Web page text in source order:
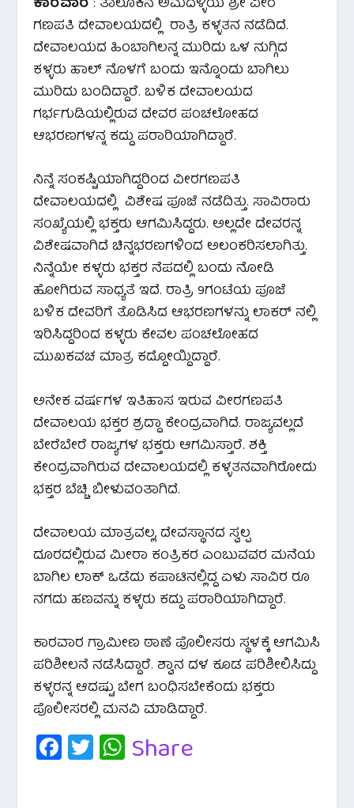
ಗಣಪತಿ ದೇವಾಲಯದಲ್ಲಿ ರಾತ್ರಿ ಕಳ್ಳತನ ನಡೆದಿದೆ.
ದೇವಾಲಯದ ಹಿಂಬಾಗಿಲನ್ನ ಮುರಿದು ಒಳ ನುಗ್ಗಿದ
ಕಳ್ಳರು ಹಾಲ್ ನೊಳಗೆ ಬಂದು ಇನ್ನೊಂದು ಬಾಗಿಲು
ಮುರಿದು ಬಂದಿದ್ದಾರೆ. ಬಳಿಕ ದೇವಾಲಯದ
ಗರ್ಭಗುಡಿಯಲ್ಲಿರುವ ದೇವರ ಪಂಚಲೋಹದ
ಆಭರಣಗಳನ್ನ ಕದ್ದು ಪರಾರಿಯಾಗಿದ್ದಾರೆ.
ನಿನ್ನೆ ಸಂಕಷ್ಟಿಯಾಗಿದ್ದರಿಂದ ವೀರಗಣಪತಿ
ದೇವಾಲಯದಲ್ಲಿ ವಿಶೇಷ ಪೂಜೆ ನಡೆದಿತ್ತು. ಸಾವಿರಾರು
ಸಂಖ್ಯೆಯಲ್ಲಿ ಭಕ್ತರು ಆಗಮಿಸಿದ್ದರು. ಅಲ್ಲದೇ ದೇವರನ್ನ
ವಿಶೇಷವಾಗಿದೆ ಚಿನ್ನಭರಣಗಳಿಂದ ಅಲಂಕರಿಸಲಾಗಿತ್ತು.
ನಿನ್ನೆಯೇ ಕಳ್ಳರು ಭಕ್ತರ ನೆಪದಲ್ಲಿ ಬಂದು ನೋಡಿ
ಹೋಗಿರುವ ಸಾಧ್ಯತೆ ಇದೆ. ರಾತ್ರಿ 9ಗಂಟೆಯ ಪೂಜೆ
ಬಳಿಕ ದೇವರಿಗೆ ತೊಡಿಸಿದ ಆಭರಣಗಳನ್ನು ಲಾಕರ್ ನಲ್ಲಿ
ಇರಿಸಿದ್ದರಿಂದ ಕಳ್ಳರು ಕೇವಲ ಪಂಚಲೋಹದ
ಮುಖಕವಚ ಮಾತ್ರ ಕದ್ದೋಯ್ದಿದ್ದಾರೆ.
ಅನೇಕ ವರ್ಷಗಳ ಇತಿಹಾಸ ಇರುವ ವೀರಗಣಪತಿ
ದೇವಾಲಯ ಭಕ್ತರ ಶ್ರದ್ದಾ ಕೇಂದ್ರವಾಗಿದೆ. ರಾಜ್ಯವಲ್ಲದೆ
ಬೇರೆಬೇರೆ ರಾಜ್ಯಗಳ ಭಕ್ತರು ಆಗಮಿಸ್ತಾರೆ. ಶಕ್ತಿ
ಕೇಂದ್ರವಾಗಿರುವ ದೇವಾಲಯದಲ್ಲಿ ಕಳ್ಳತನವಾಗಿರೋದು
ಭಕ್ತರ ಬೆಚ್ಚಿ ಬೀಳುವಂತಾಗಿದೆ.
ದೇವಾಲಯ ಮಾತ್ರವಲ್ಲ, ದೇವಸ್ಥಾನದ ಸ್ವಲ್ಪ
ದೂರದಲ್ಲಿರುವ ಮೀರಾ ಕಂತ್ರಿಕರ ಎಂಬುವವರ ಮನೆಯ
ಬಾಗಿಲ ಲಾಕ್ ಒಡೆದು ಕಪಾಟಿನಲ್ಲಿದ್ದ ಏಳು ಸಾವಿರ ರೂ
ನಗದು ಹಣವನ್ನು ಕಳ್ಳರು ಕದ್ದು ಪರಾರಿಯಾಗಿದ್ದಾರೆ.
ಕಾರವಾರ ಗ್ರಾಮೀಣ ಠಾಣೆ ಪೊಲೀಸರು ಸ್ಥಳಕ್ಕೆ ಆಗಮಿಸಿ
ಪರಿಶೀಲನೆ ನಡೆಸಿದ್ದಾರೆ. ಶ್ವಾನ ದಳ ಕೂಡ ಪರಿಶೀಲಿಸಿದ್ದು
ಕಳ್ಳರನ್ನ ಆದಷ್ಟು ಬೇಗ ಬಂಧಿಸಬೇಕೆಂದು ಭಕ್ತರು
ಪೊಲೀಸರಲ್ಲಿ ಮನವಿ ಮಾಡಿದ್ದಾರೆ.
Fa
c
T
wi
W
Share